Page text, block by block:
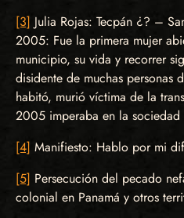
[3] Julia Rojas: Tecpán ¿? –
2005: Fue la primera mujer
municipio, su vida y recorrer
disidente de muchas personas
habitó, murió víctima de la
2005 imperaba en la sociedad
[4] Manifiesto: Hablo por mi
[5] Persecución del pecado
colonial en Panamá y otros